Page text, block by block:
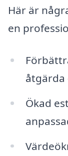
Här är
en
åtgärda
Ökad